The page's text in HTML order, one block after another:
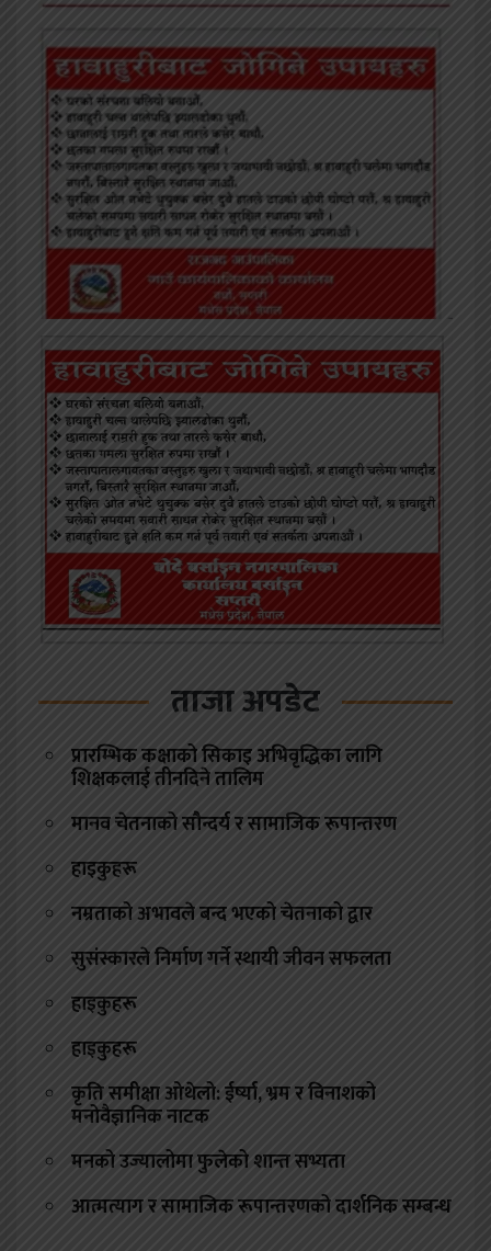
ताजा अपडेट
प्रारम्भिक कक्षाको सिकाइ अभिवृद्धिका लागि
शिक्षकलाई तीनदिने तालिम
मानव चेतनाको सौन्दर्य र सामाजिक रूपान्तरण
हाइकुहरू
नम्रताको अभावले बन्द भएको चेतनाको द्वार
सुसंस्कारले निर्माण गर्ने स्थायी जीवन सफलता
हाइकुहरू
हाइकुहरू
कृति समीक्षा ओथेलो: ईर्ष्या, भ्रम र विनाशको
मनोवैज्ञानिक नाटक
मनको उज्यालोमा फुलेको शान्त सभ्यता
आत्मत्याग र सामाजिक रूपान्तरणको दार्शनिक सम्बन्ध